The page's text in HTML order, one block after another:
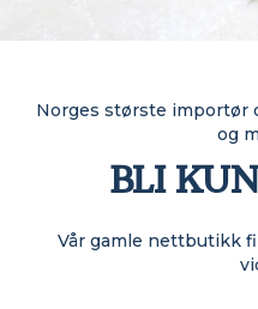
Norges største importør
og
BLI
Vår gamle nettbutikk